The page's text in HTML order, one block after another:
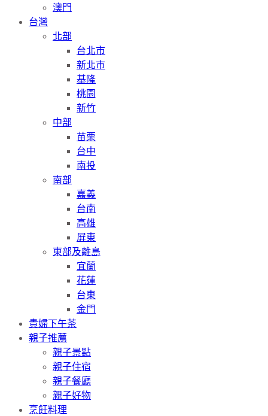
澳門
台灣
北部
台北市
新北市
基隆
桃園
新竹
中部
苗栗
台中
南投
南部
嘉義
台南
高雄
屏東
東部及離島
宜蘭
花蓮
台東
金門
貴婦下午茶
親子推薦
親子景點
親子住宿
親子餐廳
親子好物
烹飪料理